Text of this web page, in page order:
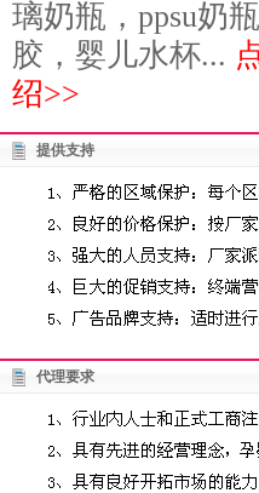
璃奶瓶，ppsu奶
胶，婴儿水杯...
绍>>
提供支持
代理要求